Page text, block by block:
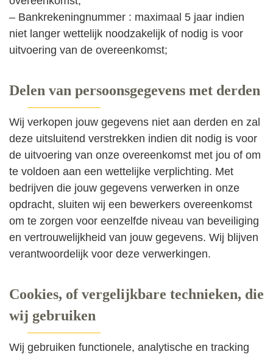
– Bankrekeningnummer : maximaal 5 jaar indien
niet langer wettelijk noodzakelijk of nodig is voor
uitvoering van de overeenkomst;
Delen van persoonsgegevens met derden
Wij verkopen jouw gegevens niet aan derden en zal
deze uitsluitend verstrekken indien dit nodig is voor
de uitvoering van onze overeenkomst met jou of om
te voldoen aan een wettelijke verplichting. Met
bedrijven die jouw gegevens verwerken in onze
opdracht, sluiten wij een bewerkers overeenkomst
om te zorgen voor eenzelfde niveau van beveiliging
en vertrouwelijkheid van jouw gegevens. Wij blijven
verantwoordelijk voor deze verwerkingen.
Cookies, of vergelijkbare technieken, die
wij gebruiken
Wij gebruiken functionele, analytische en tracking